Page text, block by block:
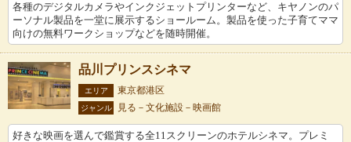
各種のデジタルカメラやインクジェットプリンターなど、キヤノンのパ
ーソナル製品を一堂に展示するショールーム。製品を使った子育てママ
向けの無料ワークショップなどを随時開催。
品川プリンスシネマ
エリア 東京都港区
ジャンル 見る－文化施設－映画館
好きな映画を選んで鑑賞する全11スクリーンのホテルシネマ。プレミ